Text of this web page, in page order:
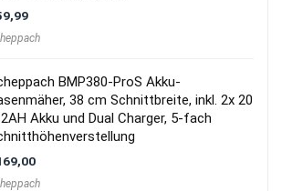
BMP380-ProS Akku-
38 cm Schnittbreite, inkl. 2x 20
Akku und Dual Charger, 5-fach